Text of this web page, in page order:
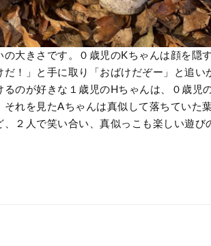
大きさです。０歳児のKちゃんは顔を隠
！」と手に取り「おばけだぞー」と追い
のが好きな１歳児のHちゃんは、０歳児
れを見たAちゃんは真似して落ちていた
２人で笑い合い、真似っこも楽しい遊び